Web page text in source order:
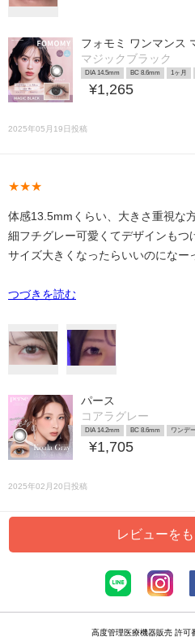
フォモミ ワンマンス
マジックブラック
DIA 14.5mm BC 8.6mm 1ヶ月
¥1,265
2025年05月19日投稿
★★★
体感13.5mmくらい、大きさ重視な
細フチグレー可愛くてデザインもつ
サイズ大きくなったらいいのになー
つづきを読む
パース
コアラグレー
DIA 14.2mm BC 8.6mm ワンデー
¥1,705
2025年02月20日投稿
レビューを
高度管理医療機器販売 許